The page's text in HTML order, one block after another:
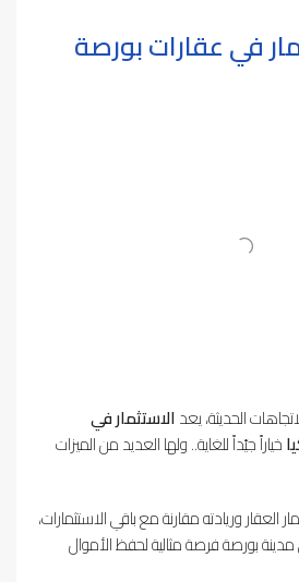
في عقارات بورصة
الحديثة، يعدالاستثمار في
خياراً جيّداً للغاية.. ولها العديد من الميزات
وريادته مقارنة مع باقي الاستثمارات،
بورصة فرصة مثالية لحفظ الأموال